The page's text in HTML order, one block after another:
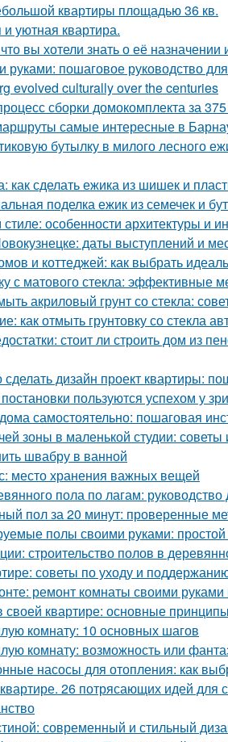
квартиры площадью 36 кв.
уютная квартира.
вы хотели знать о её назначении
руками: пошаговое руководство
evolved culturally over the centuries
сборки домокомплекта за 375
самые интересные в
бутылку в милого лесного
как сделать ежика из шишек и
поделка ежик из семечек и
особенности архитектуры и
даты выступлений и
и коттеджей: как выбрать
с матового стекла: эффективные
акриловый грунт со стекла:
как отмыть грунтовку со стекла
стоит ли строить дом из
сделать дизайн проект квартиры:
пользуются успехом у
самостоятельно: пошаговая
зоны в маленькой студии: советы
швабру в ванной
место хранения важных вещей
пола по лагам:
пол за 20 минут: проверенные
полы своими руками:
строительство полов в
советы по уходу и
ремонт комнаты своими руками
своей квартире: основные
комнату: 10 основных шагов
комнату: возможность или
насосы для отопления: как
26 потрясающих идей для
современный и стильный